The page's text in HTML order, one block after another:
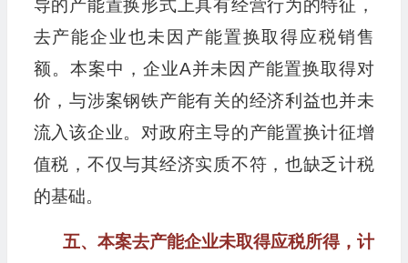
导的产能置换形式上具有经营行为的特征，
去产能企业也未因产能置换取得应税销售
额。本案中，企业A并未因产能置换取得对
价，与涉案钢铁产能有关的经济利益也并未
流入该企业。对政府主导的产能置换计征增
值税，不仅与其经济实质不符，也缺乏计税
的基础。
五、本案去产能企业未取得应税所得，计